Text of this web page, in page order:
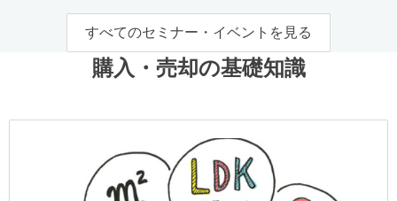
すべてのセミナー・イベントを見る
購入・売却の基礎知識